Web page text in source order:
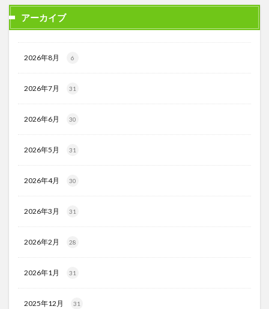
アーカイブ
2026年8月 6
2026年7月 31
2026年6月 30
2026年5月 31
2026年4月 30
2026年3月 31
2026年2月 28
2026年1月 31
2025年12月 31